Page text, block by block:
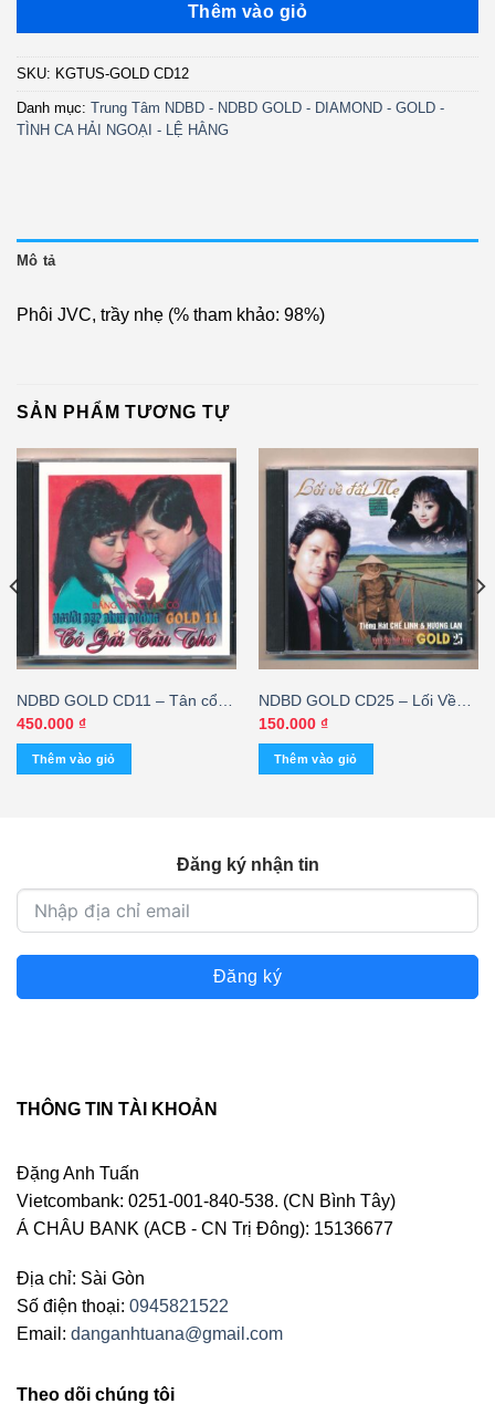
Thêm vào giỏ
SKU: KGTUS-GOLD CD12
Danh mục: Trung Tâm NDBD - NDBD GOLD - DIAMOND - GOLD -
TÌNH CA HẢI NGOẠI - LỆ HẰNG
Mô tả
Phôi JVC, trầy nhẹ (% tham khảo: 98%)
SẢN PHẨM TƯƠNG TỰ
NDBD GOLD CD11 – Tân cổ
Cô Gái Cần Thơ – Hương Lan
– Chí Tâm – Hữu Phước
(Nimbus, trầy) KGVHC
450.000 ₫
Thêm vào giỏ
NDBD GOLD CD25 – Lối Về
Đất Mẹ – Hương Lan – Chế
Linh
150.000 ₫
Thêm vào giỏ
Đăng ký nhận tin
Đăng ký
THÔNG TIN TÀI KHOẢN
Đặng Anh Tuấn
Vietcombank: 0251-001-840-538. (CN Bình Tây)
Á CHÂU BANK (ACB - CN Trị Đông): 15136677
Địa chỉ: Sài Gòn
Số điện thoại: 0945821522
Email: danganhtuana@gmail.com
Theo dõi chúng tôi